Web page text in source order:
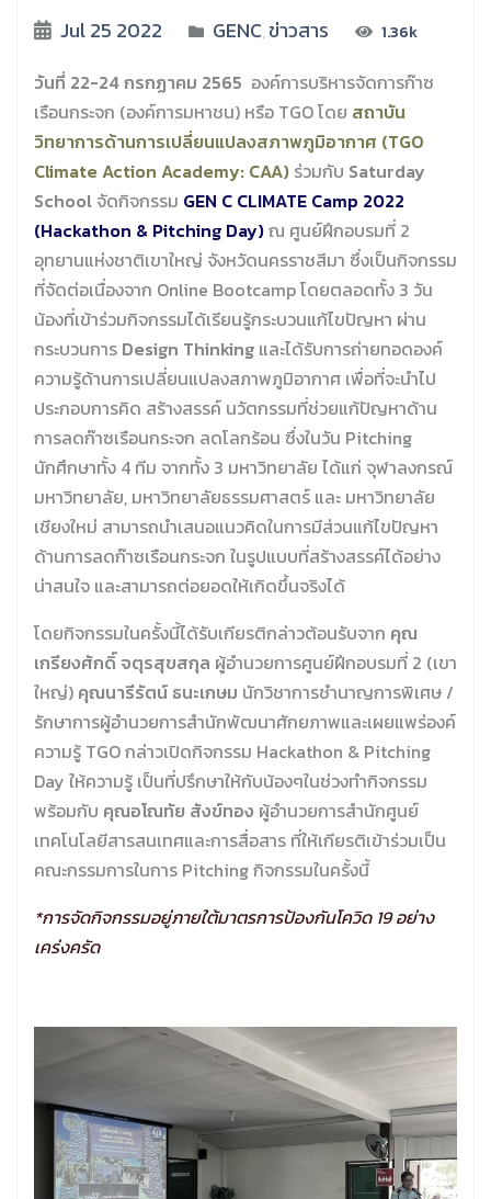
Jul 25 2022 GENC, ข่าวสาร 1.36k
วันที่ 22-24 กรกฏาคม 2565 องค์การบริหารจัดการก๊าซ
เรือนกระจก (องค์การมหาชน) หรือ TGO โดย สถาบัน
วิทยาการด้านการเปลี่ยนแปลงสภาพภูมิอากาศ (TGO
Climate Action Academy: CAA) ร่วมกับ Saturday
School จัดกิจกรรม GEN C CLIMATE Camp 2022
(Hackathon & Pitching Day)ณ ศูนย์ฝึกอบรมที่ 2
อุทยานแห่งชาติเขาใหญ่ จังหวัดนครราชสีมา ซึ่งเป็นกิจกรรม
ที่จัดต่อเนื่องจาก Online Bootcamp โดยตลอดทั้ง 3 วัน
น้องที่เข้าร่วมกิจกรรมได้เรียนรู้กระบวนแก้ไขปัญหา ผ่าน
กระบวนการ Design Thinking และได้รับการถ่ายทอดองค์
ความรู้ด้านการเปลี่ยนแปลงสภาพภูมิอากาศ เพื่อที่จะนำไป
ประกอบการคิด สร้างสรรค์ นวัตกรรมที่ช่วยแก้ปัญหาด้าน
การลดก๊าซเรือนกระจก ลดโลกร้อน ซึ่งในวัน Pitching
นักศึกษาทั้ง 4 ทีม จากทั้ง 3 มหาวิทยาลัย ได้แก่ จุฬาลงกรณ์
มหาวิทยาลัย, มหาวิทยาลัยธรรมศาสตร์ และ มหาวิทยาลัย
เชียงใหม่ สามารถนำเสนอแนวคิดในการมีส่วนแก้ไขปัญหา
ด้านการลดก๊าซเรือนกระจก ในรูปแบบที่สร้างสรรค์ได้อย่าง
น่าสนใจ และสามารถต่อยอดให้เกิดขึ้นจริงได้
โดยกิจกรรมในครั้งนี้ได้รับเกียรติกล่าวต้อนรับจาก คุณ
เกรียงศักดิ์ จตุรสุขสกุล ผู้อำนวยการศูนย์ฝึกอบรมที่ 2 (เขา
ใหญ่) คุณนารีรัตน์ ธนะเกษม นักวิชาการชำนาญการพิเศษ /
รักษาการผู้อำนวยการสำนักพัฒนาศักยภาพและเผยแพร่องค์
ความรู้ TGO กล่าวเปิดกิจกรรม Hackathon & Pitching
Day ให้ความรู้ เป็นที่ปรึกษาให้กับน้องๆในช่วงทำกิจกรรม
พร้อมกับ คุณอโณทัย สังข์ทอง ผู้อำนวยการสำนักศูนย์
เทคโนโลยีสารสนเทศและการสื่อสาร ที่ให้เกียรติเข้าร่วมเป็น
คณะกรรมการในการ Pitching กิจกรรมในครั้งนี้
*การจัดกิจกรรมอยู่ภายใต้มาตรการป้องกันโควิด 19 อย่าง
เคร่งครัด